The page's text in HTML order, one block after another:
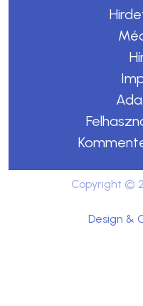
Copyright ©
Design &